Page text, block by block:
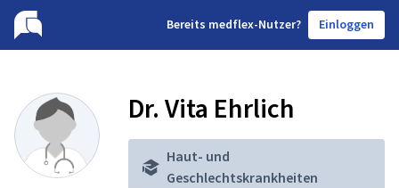
Bereits medflex-Nutzer? Einloggen
Dr. Vita Ehrlich
Haut- und
Geschlechtskrankheiten